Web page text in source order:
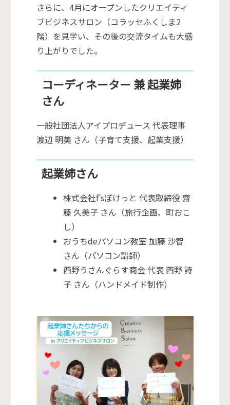
さらに、4月にオープンしたクリエイティ
ブビジネスサロン（コラッセふくしま2
階）を見学い、その後の交流タイムも大盛
り上がりでした。
コーディネーター 兼 起業姉
さん
一般社団法人アイプロデュース 代表理事
渡辺 明美 さん（子育て支援、起業支援）
起業姉さん
株式会社f’sぽけっと 代表取締役 齋
藤 久美子 さん（旅行企画、町おこ
し）
おうちdeパソコン教室 加藤 沙智
さん（パソコン講師）
西野うさんぐらす商会 代表 西野 詩
子 さん（ハンドメイド制作）